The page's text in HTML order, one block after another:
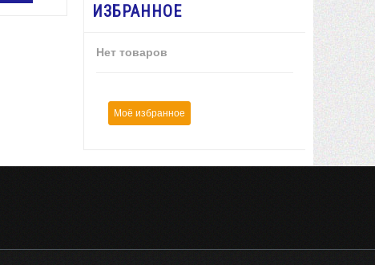
ИЗБРАННОЕ
Нет товаров
Моё избранное